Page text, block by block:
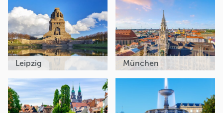
Leipzig München